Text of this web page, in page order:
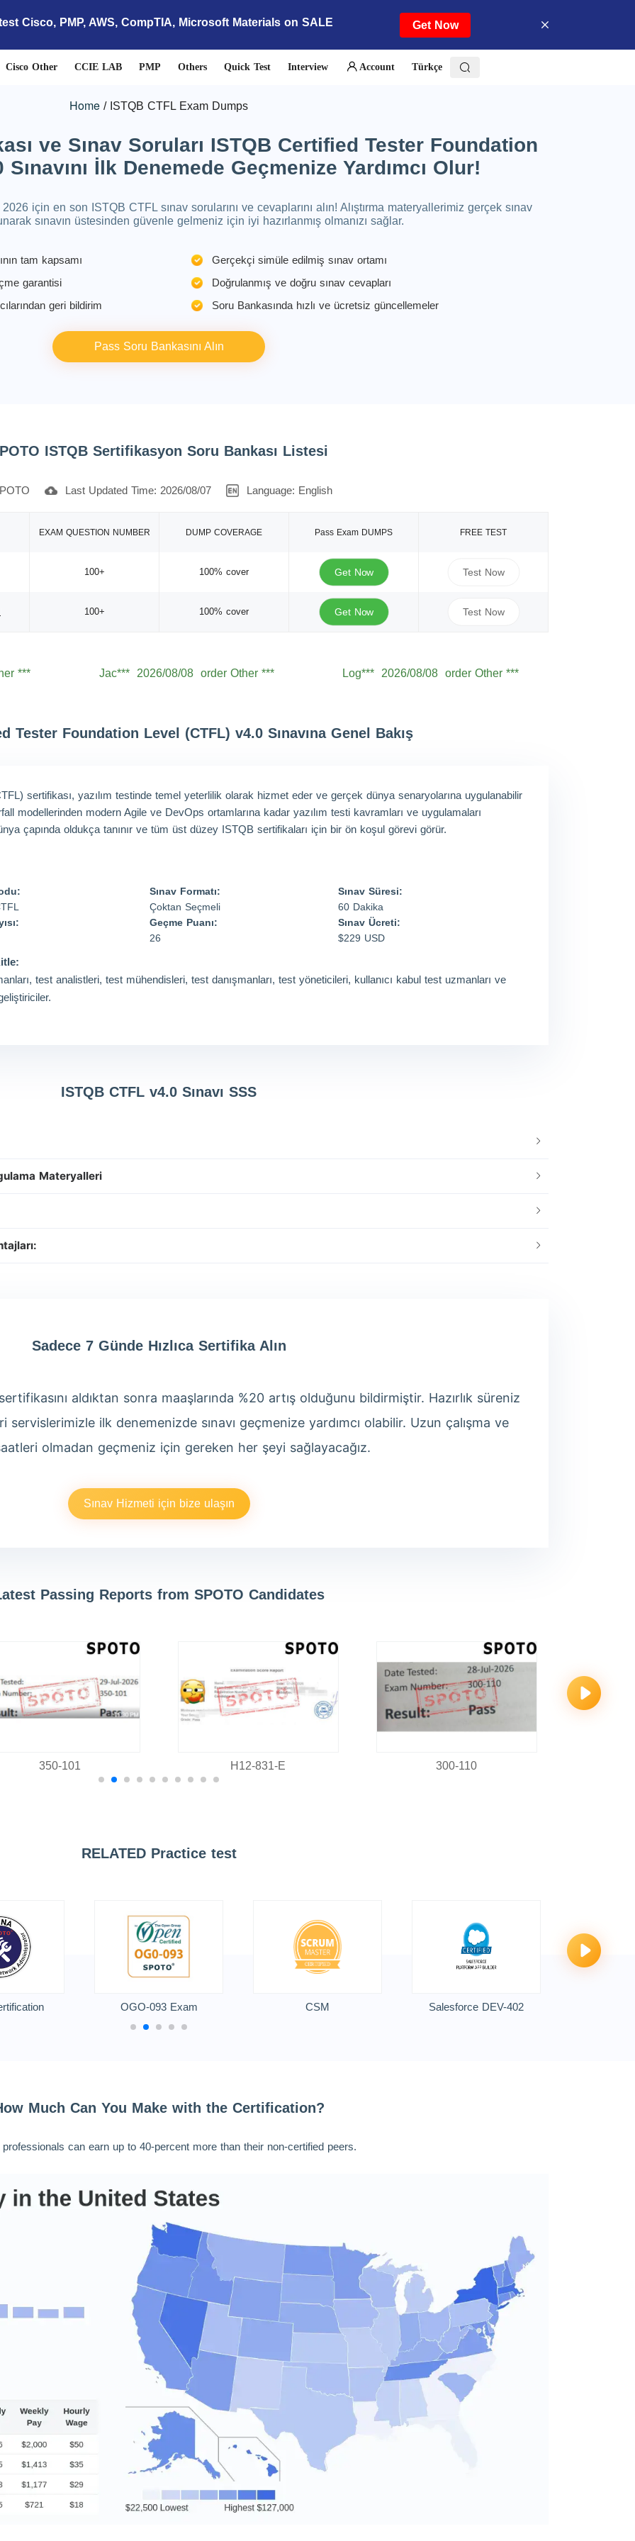
Cisco, PMP, AWS, CompTIA, Microsoft Materials on SALE Get Now
Cisco Other CCIE LAB PMP Others Quick Test Interview Account Türkçe
Home ISTQB CTFL Exam Dumps
ve Sınav Soruları ISTQB Certified Tester Foundation
İlk Denemede Geçmenize Yardımcı Olur!
için en son ISTQB CTFL sınav sorularını ve cevaplarını alın! Alıştırma materyallerimiz gerçek sınav
sınavın üstesinden güvenle gelmeniz için iyi hazırlanmış olmanızı sağlar.
tam kapsamı
garantisi
geri bildirim
Gerçekçi simüle edilmiş sınav ortamı
Doğrulanmış ve doğru sınav cevapları
Soru Bankasında hızlı ve ücretsiz güncellemeler
Pass Soru Bankasını Alın
ISTQB Sertifikasyon Soru Bankası Listesi
Last Updated Time: 2026/08/07 Language: English
EXAM QUESTION NUMBER DUMP COVERAGE Pass Exam DUMPS FREE TEST
100+ 100% cover Get Now Test Now
100+ 100% cover Get Now Test Now
*** Lev*** 2026/08/08 order Other *** Seb*** 2026/08/08 order Other ***
*** Aid*** 2026/08/08 order Other *** Sam*** 2026/08/08
*** Hen*** 2026/08/08 order Other *** Ale*** 2026/08/08 order Other ***
*** Mic*** 2026/08/08 order Other *** Eth*** 2026/08/08 order Other ***
Tester Foundation Level (CTFL) v4.0 Sınavına Genel Bakış
sertifikası, yazılım testinde temel yeterlilik olarak hizmet eder ve gerçek dünya senaryolarına uygulanabilir
modellerinden modern Agile ve DevOps ortamlarına kadar yazılım testi kavramları ve uygulamaları
çapında oldukça tanınır ve tüm üst düzey ISTQB sertifikaları için bir ön koşul görevi görür.
Sınav Formatı:
Çoktan Seçmeli
Sınav Süresi:
60 Dakika
Geçme Puanı:
26
Sınav Ücreti:
$229 USD
test analistleri, test mühendisleri, test danışmanları, test yöneticileri, kullanıcı kabul test uzmanları ve
ISTQB CTFL v4.0 Sınavı SSS
Materyalleri
Sadece 7 Günde Hızlıca Sertifika Alın
aldıktan sonra maaşlarında %20 artış olduğunu bildirmiştir. Hazırlık süreniz
servislerimizle ilk denemenizde sınavı geçmenize yardımcı olabilir. Uzun çalışma ve
olmadan geçmeniz için gereken her şeyi sağlayacağız.
Sınav Hizmeti için bize ulaşın
Passing Reports from SPOTO Candidates
350-101 H12-831-E 300-110
RELATED Practice test
OGO-093 Exam CSM Salesforce DEV-402
Much Can You Make with the Certification?
professionals can earn up to 40-percent more than their non-certified peers.